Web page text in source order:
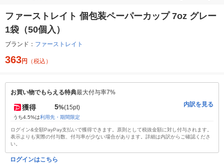
ファーストレイト 個包装ペーパーカップ 7oz グレー
1袋（50個入）
ブランド： ファーストレイト
363円 （税込）
お買い物でもらえる特典最大付与率7%
獲得 5%(15pt)
うち4.5%は利用先・期間限定
内訳を見る
ログイン&全額PayPay支払いで獲得できます。原則として税抜金額に対し付与されます。
表示よりも実際の付与数、付与率が少ない場合があります。詳細は内訳からご確認くださ
い。
ログインはこちら